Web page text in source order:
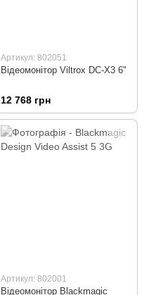
Артикул: 802051
Відеомонітор Viltrox DC-X3 6"
12 768 грн
Артикул: 802001
Відеомонітор Blackmagic